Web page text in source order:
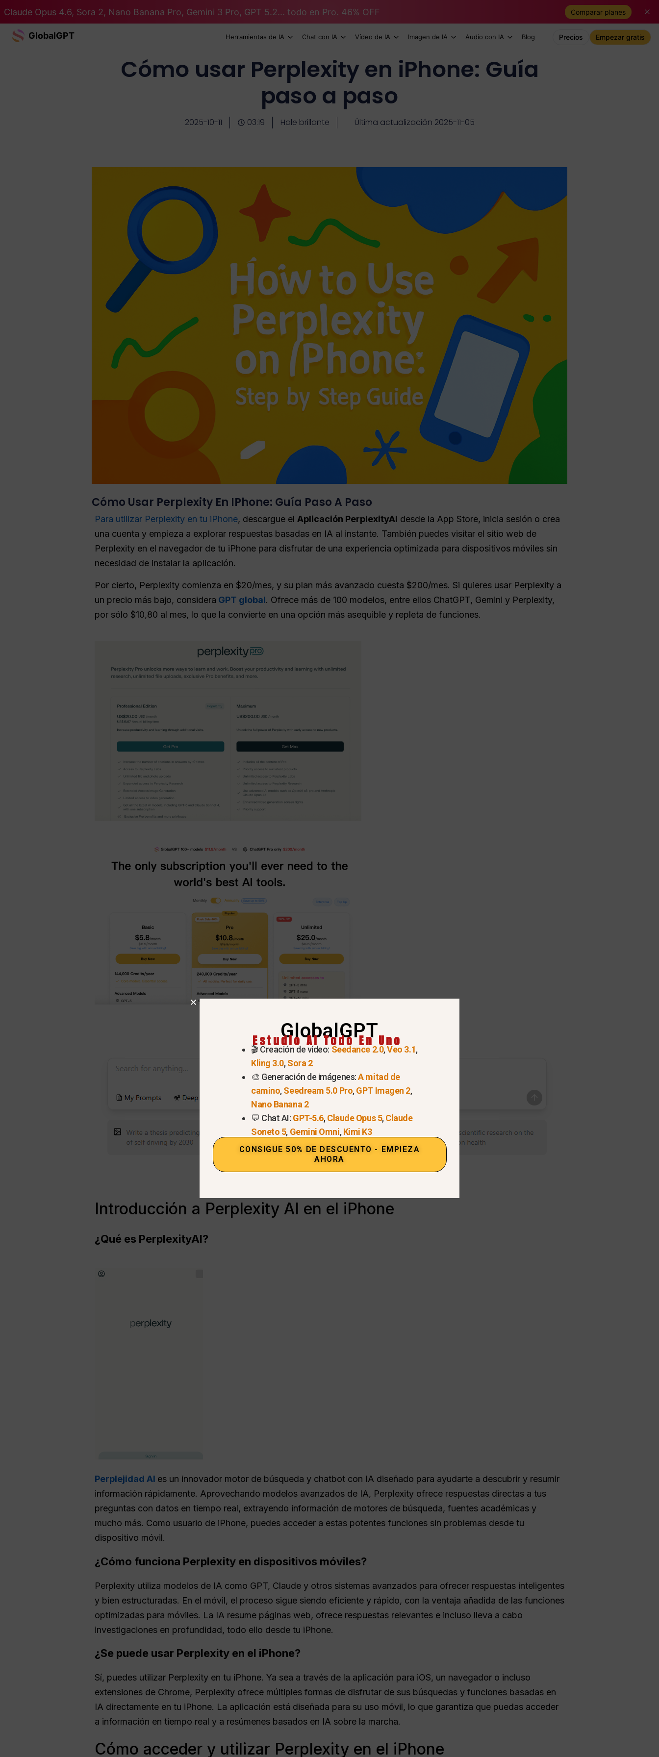
Claude Opus 4.6, Sora 2, Nano Banana Pro, Gemini 3 Pro, GPT 5.2... todo en Pro. 46% OFF Comparar planes
GlobalGPT Herramientas de IA Chat con IA Vídeo de IA Imagen de IA Audio con IA Blog Precios Empezar gratis
Cómo usar Perplexity en iPhone: Guía
paso a paso
2025-10-11 03:19 Hale brillante Última actualización 2025-11-05
Cómo Usar Perplexity En IPhone: Guía Paso A Paso
Para utilizar Perplexity en tu iPhone, descargue el Aplicación PerplexityAI desde la App Store, inicia sesión o crea
una cuenta y empieza a explorar respuestas basadas en IA al instante. También puedes visitar el sitio web de
Perplexity en el navegador de tu iPhone para disfrutar de una experiencia optimizada para dispositivos móviles sin
necesidad de instalar la aplicación.
Por cierto, Perplexity comienza en $20/mes, y su plan más avanzado cuesta $200/mes. Si quieres usar Perplexity a
un precio más bajo, considera GPT global. Ofrece más de 100 modelos, entre ellos ChatGPT, Gemini y Perplexity,
por sólo $10,80 al mes, lo que la convierte en una opción más asequible y repleta de funciones.
Introducción a Perplexity AI en el iPhone
¿Qué es PerplexityAI?
Perplejidad AI es un innovador motor de búsqueda y chatbot con IA diseñado para ayudarte a descubrir y resumir
información rápidamente. Aprovechando modelos avanzados de IA, Perplexity ofrece respuestas directas a tus
preguntas con datos en tiempo real, extrayendo información de motores de búsqueda, fuentes académicas y
mucho más. Como usuario de iPhone, puedes acceder a estas potentes funciones sin problemas desde tu
dispositivo móvil.
¿Cómo funciona Perplexity en dispositivos móviles?
Perplexity utiliza modelos de IA como GPT, Claude y otros sistemas avanzados para ofrecer respuestas inteligentes
y bien estructuradas. En el móvil, el proceso sigue siendo eficiente y rápido, con la ventaja añadida de las funciones
optimizadas para móviles. La IA resume páginas web, ofrece respuestas relevantes e incluso lleva a cabo
investigaciones en profundidad, todo ello desde tu iPhone.
¿Se puede usar Perplexity en el iPhone?
Sí, puedes utilizar Perplexity en tu iPhone. Ya sea a través de la aplicación para iOS, un navegador o incluso
extensiones de Chrome, Perplexity ofrece múltiples formas de disfrutar de sus búsquedas y funciones basadas en
IA directamente en tu iPhone. La aplicación está diseñada para su uso móvil, lo que garantiza que puedas acceder
a información en tiempo real y a resúmenes basados en IA sobre la marcha.
Cómo acceder y utilizar Perplexity en el iPhone
GlobalGPT
Estudio AI Todo En Uno
🎬 Creación de vídeo: Seedance 2.0,Veo 3.1,
Kling 3.0,Sora 2
🎨 Generación de imágenes:A mitad de
camino,Seedream 5.0 Pro,GPT Imagen 2,
Nano Banana 2
💬 Chat AI: GPT-5.6,Claude Opus 5,Claude
Soneto 5, Gemini Omni,Kimi K3
CONSIGUE 50% DE DESCUENTO - EMPIEZA
AHORA